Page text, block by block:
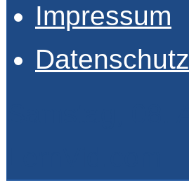
Impressum
Datenschutz